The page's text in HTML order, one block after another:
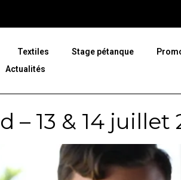
Textiles Stage pétanque
Actualités
– 13 & 14 juillet